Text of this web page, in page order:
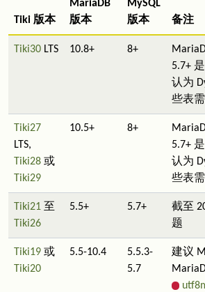
Tiki 版本
MariaDB
版本
MySQL
版本
备注
Tiki30 LTS 10.8+ 8+
5.7+
认为
些表
Tiki27
LTS,
Tiki28 或
Tiki29
10.5+ 8+
5.7+
认为
些表
Tiki21 至
Tiki26
5.5+ 5.7+
截至
题
Tiki19 或
Tiki20
5.5-10.4
5.5.3-
5.7
建议